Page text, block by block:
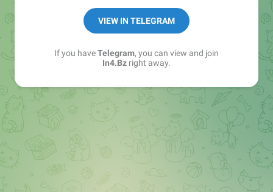
➖ in4.bz/
➖ https://t.me/in4bz
➖ twitter.com/bz_in4
➖ https://t.me/in4news
VIEW IN TELEGRAM
If you haveTelegram, you can view and join
In4.Bz right away.